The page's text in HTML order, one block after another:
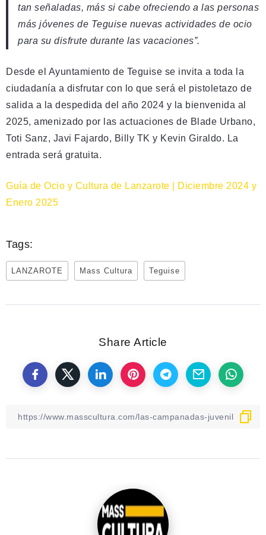
tan señaladas, más si cabe ofreciendo a las personas
más jóvenes de Teguise nuevas actividades de ocio
para su disfrute durante las vacaciones”.
Desde el Ayuntamiento de Teguise se invita a toda la
ciudadanía a disfrutar con lo que será el pistoletazo de
salida a la despedida del año 2024 y la bienvenida al
2025, amenizado por las actuaciones de Blade Urbano,
Toti Sanz, Javi Fajardo, Billy TK y Kevin Giraldo. La
entrada será gratuita.
Guía de Ocio y Cultura de Lanzarote | Diciembre 2024 y
Enero 2025
Tags:
LANZAROTE Mass Cultura Teguise
Share Article